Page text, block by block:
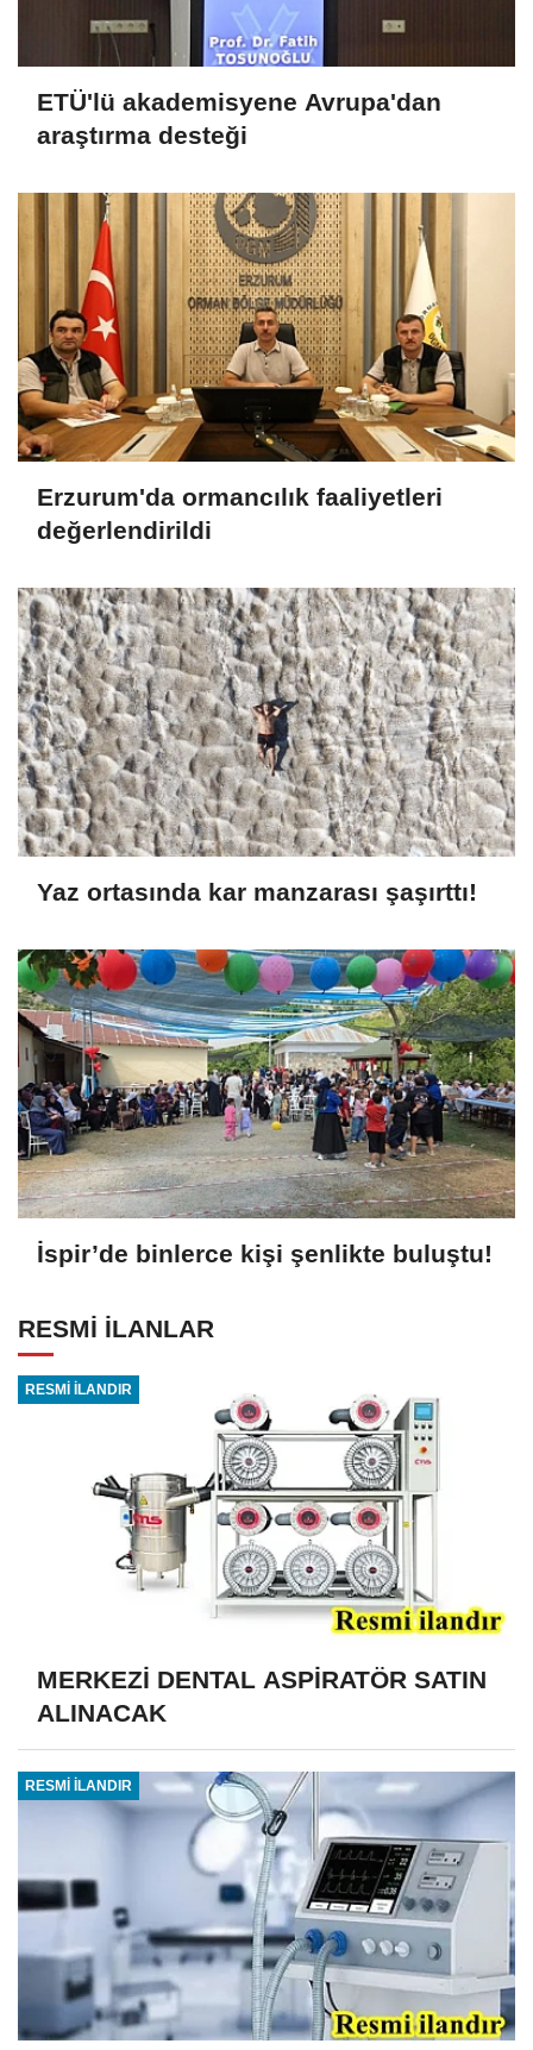
ETÜ'lü akademisyene Avrupa'dan
araştırma desteği
Erzurum'da ormancılık faaliyetleri
değerlendirildi
Yaz ortasında kar manzarası şaşırttı!
İspir’de binlerce kişi şenlikte buluştu!
RESMİ İLANLAR
RESMİ İLANDIR
MERKEZİ DENTAL ASPİRATÖR SATIN
ALINACAK
RESMİ İLANDIR